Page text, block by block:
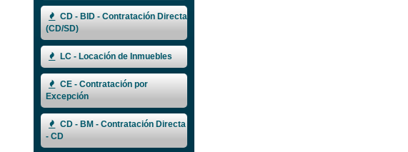
CD - BID - Contratación Directa
(CD/SD)
LC - Locación de Inmuebles
CE - Contratación por
Excepción
CD - BM - Contratación Directa
- CD